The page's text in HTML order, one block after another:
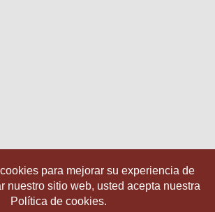
para mejorar su experiencia de
nuestro sitio web, usted acepta nuestra
Política de cookies.